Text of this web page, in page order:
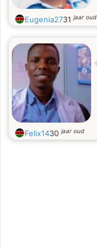
Eugenia2731jaar oud
Felix1430jaar oud